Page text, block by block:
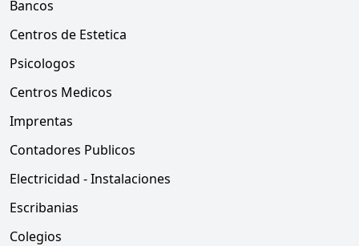
Bancos
Centros de Estetica
Psicologos
Centros Medicos
Imprentas
Contadores Publicos
Electricidad - Instalaciones
Escribanias
Colegios